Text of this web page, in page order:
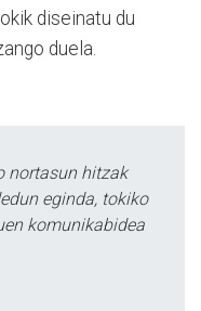
diseinatu du
duela.
nortasun hitzak
eginda, tokiko
komunikabidea